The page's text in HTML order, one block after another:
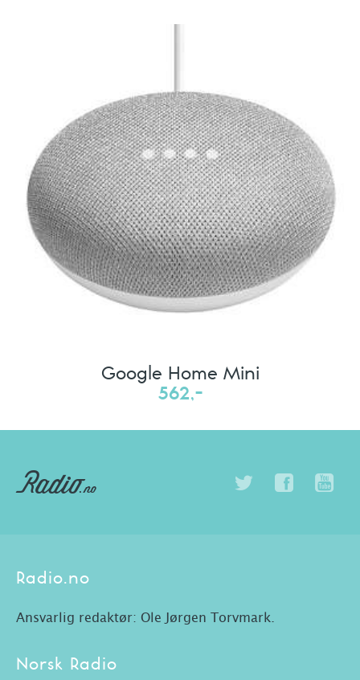
Google Home Mini
562,-
Radio.no
Ansvarlig redaktør: Ole Jørgen Torvmark.
Norsk Radio